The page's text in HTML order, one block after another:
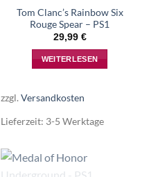
Tom Clanc’s Rainbow Six
Rouge Spear – PS1
29,99 €
WEITERLESEN
zzgl. Versandkosten
Lieferzeit: 3-5 Werktage